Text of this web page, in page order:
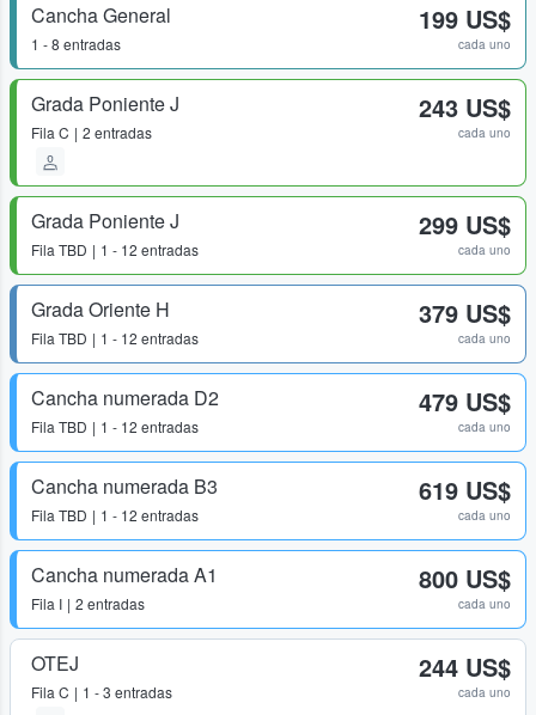
Cancha General
1 - 8 entradas
199 US$
cada uno
Grada Poniente J
Fila C 2 entradas
243 US$
cada uno
Grada Poniente J
Fila TBD 1 - 12 entradas
299 US$
cada uno
Grada Oriente H
Fila TBD 1 - 12 entradas
379 US$
cada uno
Cancha numerada D2
Fila TBD 1 - 12 entradas
479 US$
cada uno
Cancha numerada B3
Fila TBD 1 - 12 entradas
619 US$
cada uno
Cancha numerada A1
Fila I 2 entradas
800 US$
cada uno
OTEJ
Fila C 1 - 3 entradas
244 US$
cada uno